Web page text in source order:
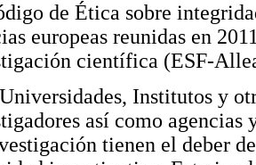
de Ética sobre
europeas reunidas en
científica (ESF-
Institutos y
así como agencias
tienen el deber